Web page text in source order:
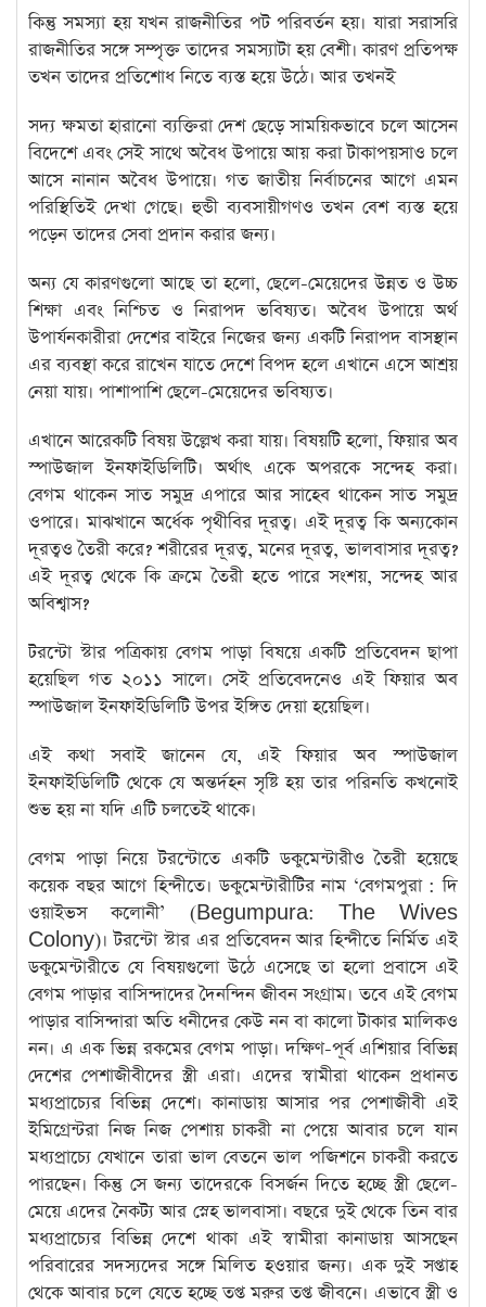
কিন্তু সমস্যা হয় যখন রাজনীতির পট পরিবর্তন হয়। যারা সরাসরি
রাজনীতির সঙ্গে সম্পৃক্ত তাদের সমস্যাটা হয় বেশী। কারণ প্রতিপক্ষ
তখন তাদের প্রতিশোধ নিতে ব্যস্ত হয়ে উঠে। আর তখনই
সদ্য ক্ষমতা হারানো ব্যক্তিরা দেশ ছেড়ে সাময়িকভাবে চলে আসেন
বিদেশে এবং সেই সাথে অবৈধ উপায়ে আয় করা টাকাপয়সাও চলে
আসে নানান অবৈধ উপায়ে। গত জাতীয় নির্বাচনের আগে এমন
পরিস্থিতিই দেখা গেছে। হুন্ডী ব্যবসায়ীগণও তখন বেশ ব্যস্ত হয়ে
পড়েন তাদের সেবা প্রদান করার জন্য।
অন্য যে কারণগুলো আছে তা হলো, ছেলে-মেয়েদের উন্নত ও উচ্চ
শিক্ষা এবং নিশ্চিত ও নিরাপদ ভবিষ্যত। অবৈধ উপায়ে অর্থ
উপার্যনকারীরা দেশের বাইরে নিজের জন্য একটি নিরাপদ বাসস্থান
এর ব্যবস্থা করে রাখেন যাতে দেশে বিপদ হলে এখানে এসে আশ্রয়
নেয়া যায়। পাশাপাশি ছেলে-মেয়েদের ভবিষ্যত।
এখানে আরেকটি বিষয় উল্লেখ করা যায়। বিষয়টি হলো, ফিয়ার অব
স্পাউজাল ইনফাইডিলিটি। অর্থাৎ একে অপরকে সন্দেহ করা।
বেগম থাকেন সাত সমুদ্র এপারে আর সাহেব থাকেন সাত সমুদ্র
ওপারে। মাঝখানে অর্ধেক পৃথীবির দূরত্ব। এই দূরত্ব কি অন্যকোন
দূরত্বও তৈরী করে? শরীরের দূরত্ব, মনের দূরত্ব, ভালবাসার দূরত্ব?
এই দূরত্ব থেকে কি ক্রমে তৈরী হতে পারে সংশয়, সন্দেহ আর
অবিশ্বাস?
টরন্টো স্টার পত্রিকায় বেগম পাড়া বিষয়ে একটি প্রতিবেদন ছাপা
হয়েছিল গত ২০১১ সালে। সেই প্রতিবেদনেও এই ফিয়ার অব
স্পাউজাল ইনফাইডিলিটি উপর ইঙ্গিত দেয়া হয়েছিল।
এই কথা সবাই জানেন যে, এই ফিয়ার অব স্পাউজাল
ইনফাইডিলিটি থেকে যে অন্তর্দহন সৃষ্টি হয় তার পরিনতি কখনোই
শুভ হয় না যদি এটি চলতেই থাকে।
বেগম পাড়া নিয়ে টরন্টোতে একটি ডকুমেন্টারীও তৈরী হয়েছে
কয়েক বছর আগে হিন্দীতে। ডকুমেন্টারীটির নাম ‘বেগমপুরা : দি
ওয়াইভস কলোনী’ (Begumpura: The Wives
Colony)। টরন্টো স্টার এর প্রতিবেদন আর হিন্দীতে নির্মিত এই
ডকুমেন্টারীতে যে বিষয়গুলো উঠে এসেছে তা হলো প্রবাসে এই
বেগম পাড়ার বাসিন্দাদের দৈনন্দিন জীবন সংগ্রাম। তবে এই বেগম
পাড়ার বাসিন্দারা অতি ধনীদের কেউ নন বা কালো টাকার মালিকও
নন। এ এক ভিন্ন রকমের বেগম পাড়া। দক্ষিণ-পূর্ব এশিয়ার বিভিন্ন
দেশের পেশাজীবীদের স্ত্রী এরা। এদের স্বামীরা থাকেন প্রধানত
মধ্যপ্রাচ্যের বিভিন্ন দেশে। কানাডায় আসার পর পেশাজীবী এই
ইমিগ্রেন্টরা নিজ নিজ পেশায় চাকরী না পেয়ে আবার চলে যান
মধ্যপ্রাচ্যে যেখানে তারা ভাল বেতনে ভাল পজিশনে চাকরী করতে
পারছেন। কিন্তু সে জন্য তাদেরকে বিসর্জন দিতে হচ্ছে স্ত্রী ছেলে-
মেয়ে এদের নৈকট্য আর স্নেহ ভালবাসা। বছরে দুই থেকে তিন বার
মধ্যপ্রাচ্যের বিভিন্ন দেশে থাকা এই স্বামীরা কানাডায় আসছেন
পরিবারের সদস্যদের সঙ্গে মিলিত হওয়ার জন্য। এক দুই সপ্তাহ
থেকে আবার চলে যেতে হচ্ছে তপ্ত মরুর তপ্ত জীবনে। এভাবে স্ত্রী ও